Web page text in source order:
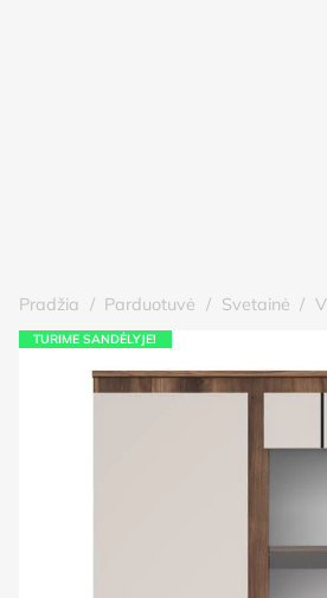
Pradžia / Parduotuvė / Svetainė /
TURIME SANDĖLYJE!